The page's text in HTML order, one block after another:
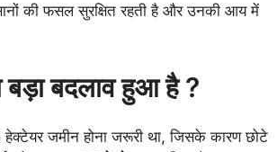
की फसल सुरक्षित रहती है और उनकी आय में
बड़ा बदलाव हुआ है ?
जमीन होना जरूरी था, जिसके कारण छोटे